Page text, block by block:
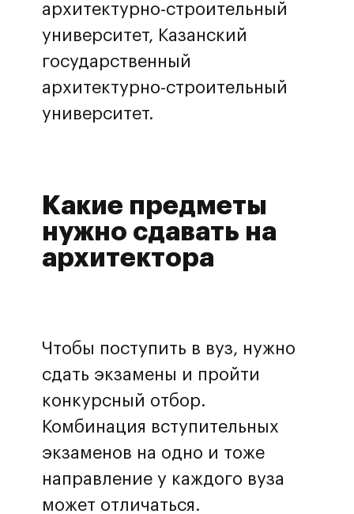
архитектурно-строительный
университет, Казанский
государственный
архитектурно-строительный
университет.
Какие предметы
нужно сдавать на
архитектора
Чтобы поступить в вуз, нужно
сдать экзамены и пройти
конкурсный отбор.
Комбинация вступительных
экзаменов на одно и тоже
направление у каждого вуза
может отличаться.